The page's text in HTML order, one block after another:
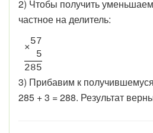
2) Чтобы получить
частное на делитель:
×
57
5
285
3) Прибавим к получившемуся
285 + 3 = 288. Результат